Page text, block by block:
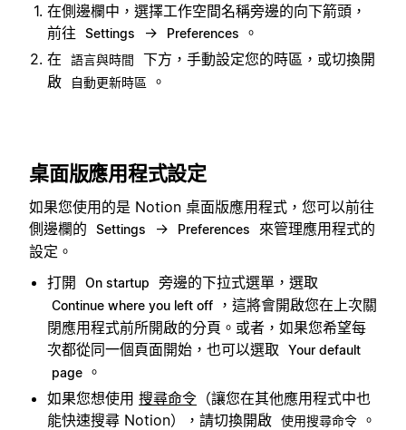
在側邊欄中，選擇工作空間名稱旁邊的向下箭頭，
前往
Settings → Preferences
。
在
語言與時間
下方，手動設定您的時區，或切換開
啟
自動更新時區 。
桌面版應用程式設定
如果您使用的是 Notion 桌面版應用程式，您可以前往
側邊欄的
Settings → Preferences
來管理應用程式的
設定。
打開
On startup 旁邊的下拉式選單，選取
Continue where you left off
，這將會開啟您在上次關
閉應用程式前所開啟的分頁。或者，如果您希望每
次都從同一個頁面開始，也可以選取
Your default
page 。
如果您想使用 搜尋命令 （讓您在其他應用程式中也
能快速搜尋 Notion），請切換開啟 使用搜尋命令 。